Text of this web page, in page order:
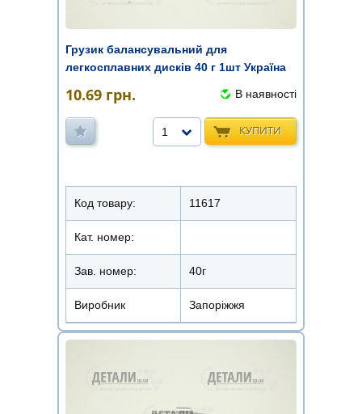
Грузик балансувальний для
легкосплавних дисків 40 г 1шт Україна
10.69 грн. В наявності
КУПИТИ
1
Код товару: 11617
Кат. номер:
Зав. номер: 40г
Виробник Запоріжжя